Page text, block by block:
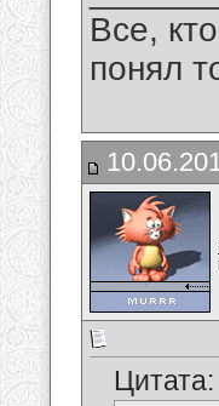
Все,
понял
Цитата: